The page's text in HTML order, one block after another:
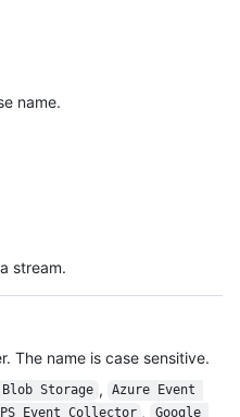
name.
stream.
The name is case sensitive.
Storage ,
Azure Event
Event Collector ,
Google